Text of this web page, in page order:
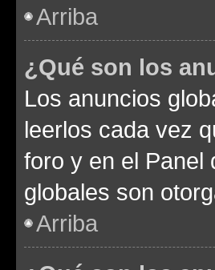
Arriba
¿Qué son los
Los anuncios
leerlos cada vez
foro y en el Panel
globales son
Arriba